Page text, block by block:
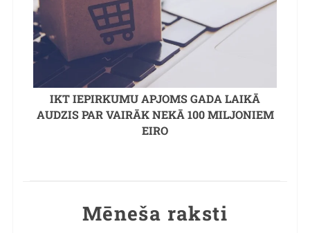
IKT IEPIRKUMU APJOMS GADA LAIKĀ
AUDZIS PAR VAIRĀK NEKĀ 100 MILJONIEM
EIRO
Mēneša raksti